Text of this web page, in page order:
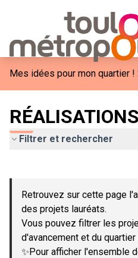
Mes idées pour mon quartier !
RÉALISATIONS
Filtrer et rechercher
−
Retrouvez sur cette page
des projets lauréats.
Vous pouvez filtrer les
d'avancement et du quartier
✨Pour afficher l'ensemble